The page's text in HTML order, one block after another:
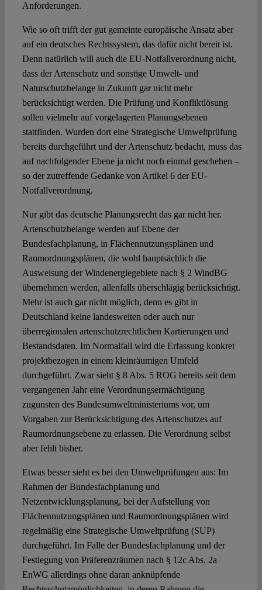
Anforderungen.
Wie so oft trifft der gut gemeinte europäische Ansatz aber
auf ein deutsches Rechtssystem, das dafür nicht bereit ist.
Denn natürlich will auch die EU-Notfallverordnung nicht,
dass der Artenschutz und sonstige Umwelt- und
Naturschutzbelange in Zukunft gar nicht mehr
berücksichtigt werden. Die Prüfung und Konfliktlösung
sollen vielmehr auf vorgelagerten Planungsebenen
stattfinden. Wurden dort eine Strategische Umweltprüfung
bereits durchgeführt und der Artenschutz bedacht, muss das
auf nachfolgender Ebene ja nicht noch einmal geschehen –
so der zutreffende Gedanke von Artikel 6 der EU-
Notfallverordnung.
Nur gibt das deutsche Planungsrecht das gar nicht her.
Artenschutzbelange werden auf Ebene der
Bundesfachplanung, in Flächennutzungsplänen und
Raumordnungsplänen, die wohl hauptsächlich die
Ausweisung der Windenergiegebiete nach § 2 WindBG
übernehmen werden, allenfalls überschlägig berücksichtigt.
Mehr ist auch gar nicht möglich, denn es gibt in
Deutschland keine landesweiten oder auch nur
überregionalen artenschutzrechtlichen Kartierungen und
Bestandsdaten. Im Normalfall wird die Erfassung konkret
projektbezogen in einem kleinräumigen Umfeld
durchgeführt. Zwar sieht § 8 Abs. 5 ROG bereits seit dem
vergangenen Jahr eine Verordnungsermächtigung
zugunsten des Bundesumweltministeriums vor, um
Vorgaben zur Berücksichtigung des Artenschutzes auf
Raumordnungsebene zu erlassen. Die Verordnung selbst
aber fehlt bisher.
Etwas besser sieht es bei den Umweltprüfungen aus: Im
Rahmen der Bundesfachplanung und
Netzentwicklungsplanung, bei der Aufstellung von
Flächennutzungsplänen und Raumordnungsplänen wird
regelmäßig eine Strategische Umweltprüfung (SUP)
durchgeführt. Im Falle der Bundesfachplanung und der
Festlegung von Präferenzräumen nach § 12c Abs. 2a
EnWG allerdings ohne daran anknüpfende